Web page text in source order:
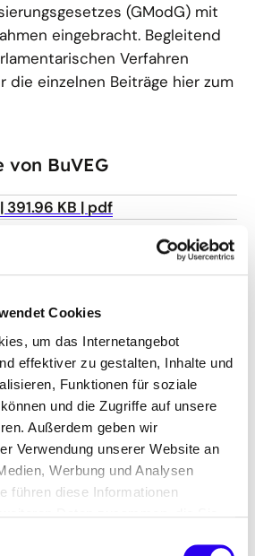
Cookies
um das Internetangebot
effektiver zu gestalten, Inhalte und
Funktionen für soziale
und die Zugriffe auf unsere
Außerdem geben wir
Verwendung unserer Website an
Werbung und Analysen
führen diese Informationen
(GModG) mit
eingebracht. Begleitend
Verfahren
die einzelnen Beiträge hier zum
von BuVEG
391.96 KB pdf
bved
233.18 KB pdf
von BVZi
665.19 KB pdf
von BWP